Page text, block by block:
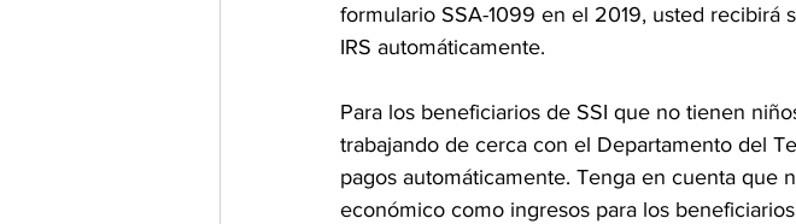
formulario SSA-1099 en el 2019, usted
IRS automáticamente.
Para los beneficiarios de SSI que no tienen
trabajando de cerca con el Departamento del
pagos automáticamente. Tenga en cuenta que
económico como ingresos para los